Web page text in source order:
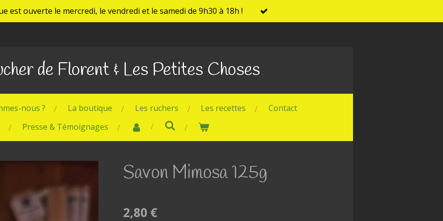
est ouverte le mercredi, le vendredi et le samedi de 9h30 à 18h !
de Florent & Les Petites Choses
nous ? La boutique Les ruchers Les recettes
Contact
Presse & Témoignages
Savon Mimosa 125g
2,80 €